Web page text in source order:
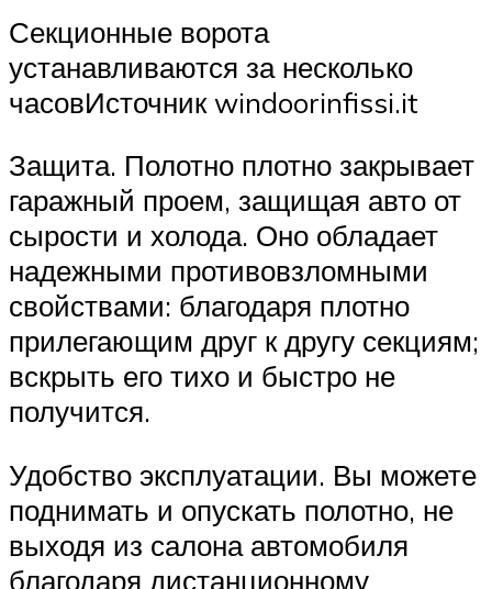
Секционные ворота
устанавливаются за несколько
часовИсточник windoorinfissi.it
Защита. Полотно плотно закрывает
гаражный проем, защищая авто от
сырости и холода. Оно обладает
надежными противовзломными
свойствами: благодаря плотно
прилегающим друг к другу секциям;
вскрыть его тихо и быстро не
получится.
Удобство эксплуатации. Вы можете
поднимать и опускать полотно, не
выходя из салона автомобиля
благодаря дистанционному